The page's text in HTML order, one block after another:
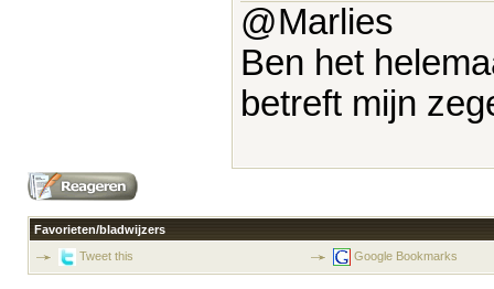
@Marlies
Ben het
betreft mijn
Favorieten/bladwijzers
Tweet this
Google Bookmarks